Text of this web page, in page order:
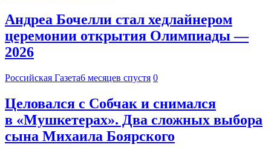
Андреа Бочелли стал хедлайнером
церемонии открытия Олимпиады —
2026
Российская Газета6 месяцев спустя 0
Целовался с Собчак и снимался
в «Мушкетерах». Два сложных выбора
сына Михаила Боярского